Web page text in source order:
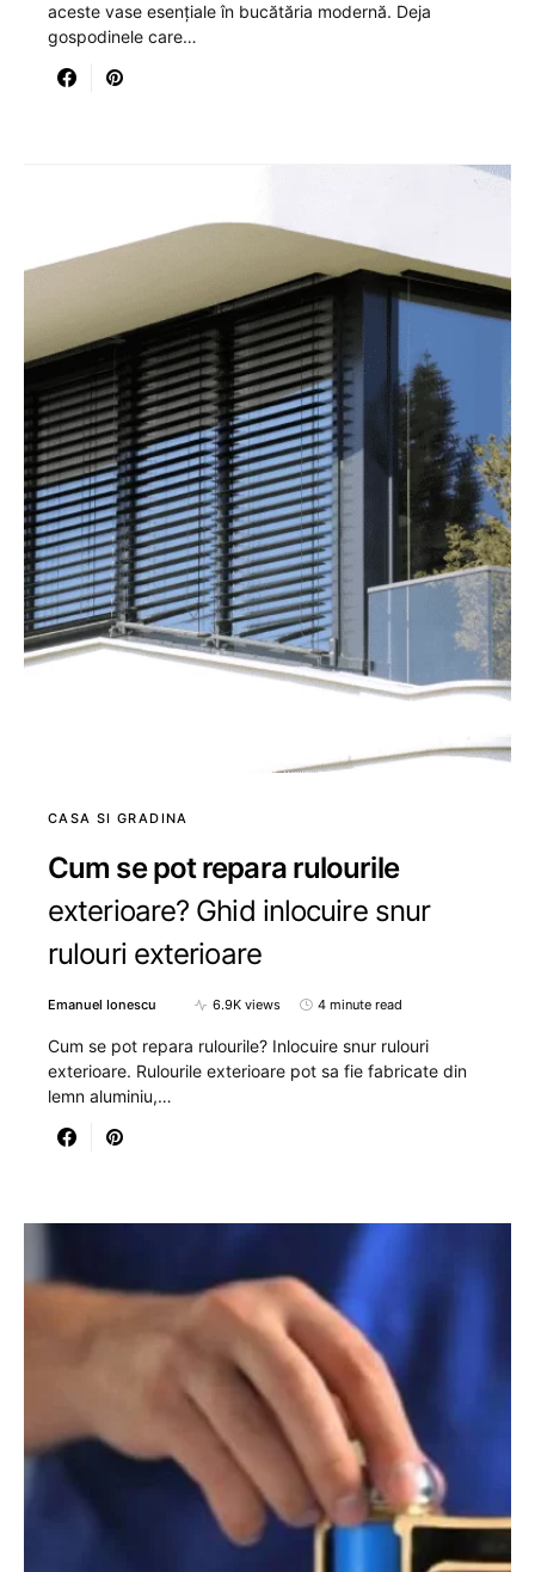
aceste vase esențiale în bucătăria modernă. Deja
gospodinele care…
CASA SI GRADINA
Cum se pot repara rulourile
exterioare? Ghid inlocuire snur
rulouri exterioare
Emanuel Ionescu 6.9K views 4 minute read
Cum se pot repara rulourile? Inlocuire snur rulouri
exterioare. Rulourile exterioare pot sa fie fabricate din
lemn aluminiu,…